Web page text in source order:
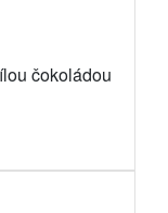
čokoládou